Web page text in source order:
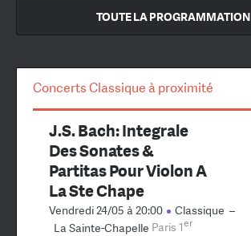
TOUTE LA PROGRAMMATION
Concerts Classique à proximité
J.S. Bach: Integrale
Des Sonates &
Partitas Pour Violon A
La Ste Chape
Vendredi 24/05 à 20:00 Classique –
La Sainte-Chapelle Paris 1er